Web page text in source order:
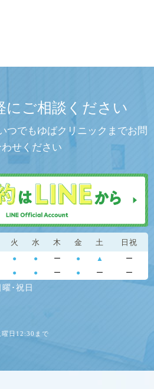
にご相談ください
つでもゆばクリニックまでお問
せください
火 水 木 金 土 日祝
● ● ー ● ▲ ー
● ● ー ● ー ー
･祝日
日12:30まで